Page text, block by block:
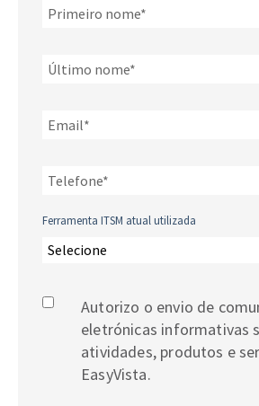
Ferramenta ITSM atual utilizada
Autorizo o envio de
eletrónicas informativas
atividades, produtos e
EasyVista.